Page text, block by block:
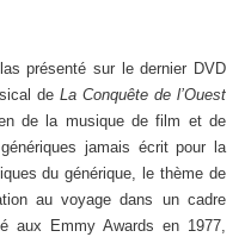
présenté sur le dernier DVD
deLa Conquête de l’Ouest
de la musique de film et de
jamais écrit pour la
du générique, le thème de
au voyage dans un cadre
aux Emmy Awards en 1977,